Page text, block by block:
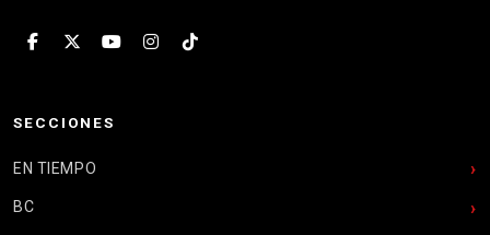
SECCIONES
EN TIEMPO
BC